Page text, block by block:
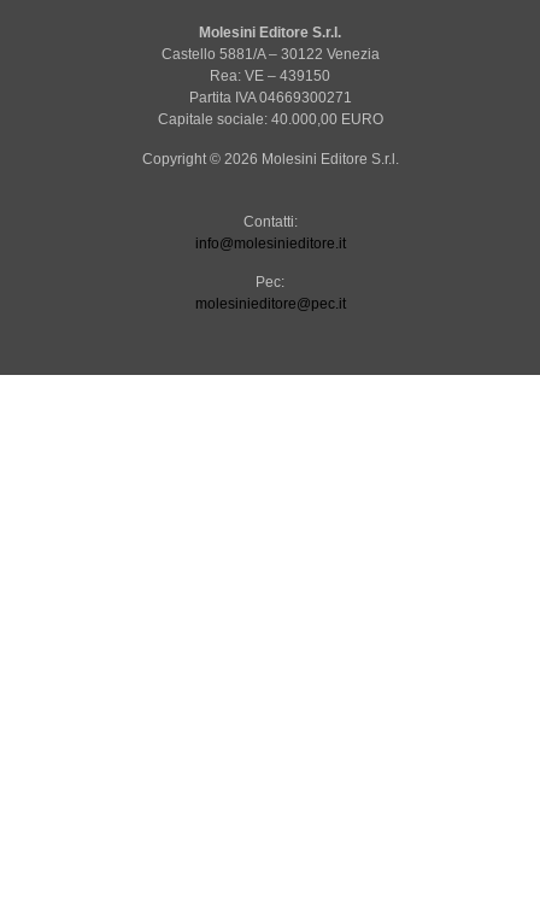
Molesini Editore S.r.l.
Castello 5881/A – 30122 Venezia
Rea: VE – 439150
Partita IVA 04669300271
Capitale sociale: 40.000,00 EURO
Copyright © 2026 Molesini Editore S.r.l.
Contatti:
info@molesinieditore.it
Pec:
molesinieditore@pec.it